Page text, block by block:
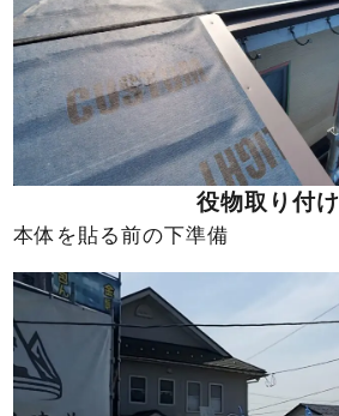
役物取り付け
本体を貼る前の下準備